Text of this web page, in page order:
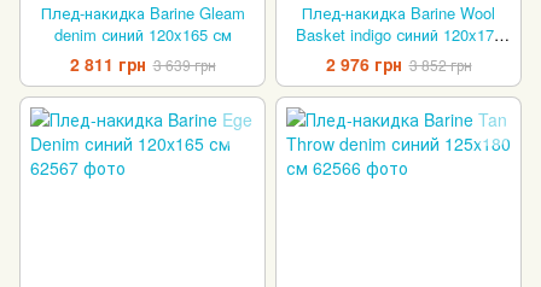
Плед-накидка Barine Gleam
denim синий 120x165 см
2 811 грн 3 639 грн
Плед-накидка Barine Wool
Basket indigo синий 120x175
см
2 976 грн 3 852 грн